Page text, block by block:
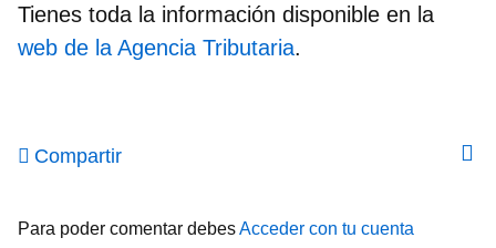
Tienes toda la información disponible en la
web de la Agencia Tributaria.
Compartir
Para poder comentar debesAcceder con tu cuenta